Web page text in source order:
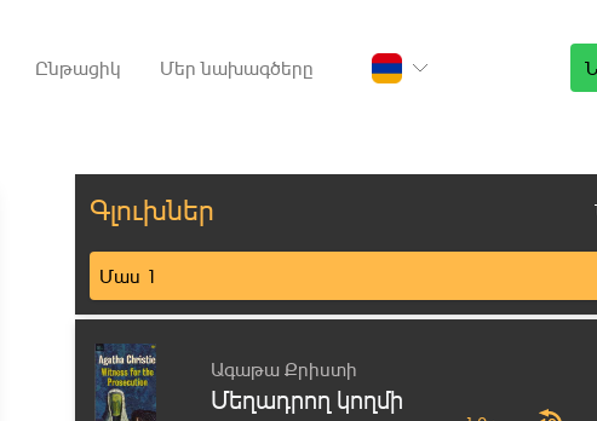
Ընթացիկ Մեր նախագծերը
Գլուխներ
Մաս 1
Ագաթա Քրիստի
Մեղադրող կողմի